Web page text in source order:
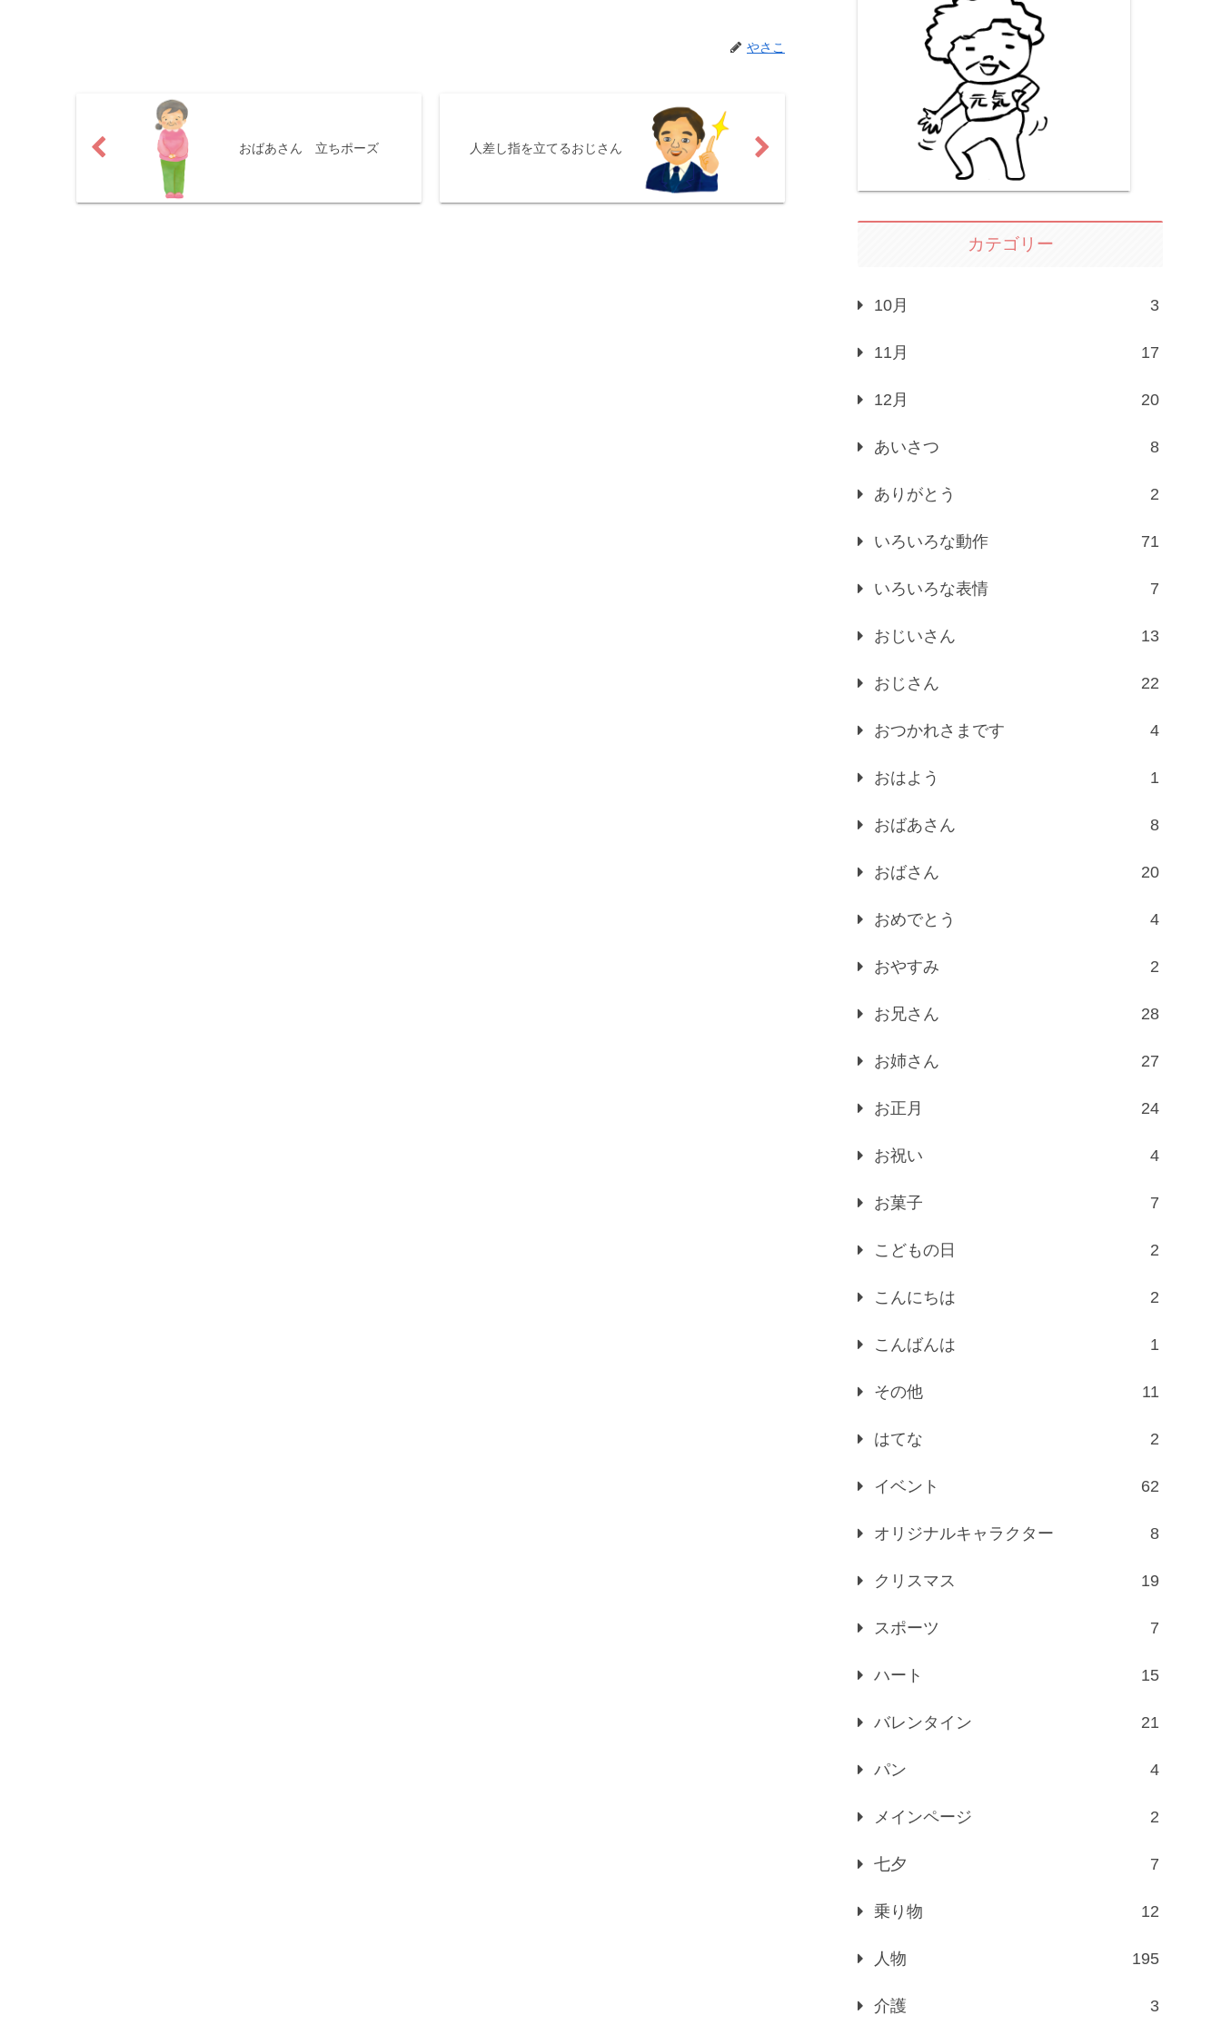
やさこ
おばあさん 立ちポーズ 人差し指を立てるおじさん
カテゴリー
10月 3
11月 17
12月 20
あいさつ 8
ありがとう 2
いろいろな動作 71
いろいろな表情 7
おじいさん 13
おじさん 22
おつかれさまです 4
おはよう 1
おばあさん 8
おばさん 20
おめでとう 4
おやすみ 2
お兄さん 28
お姉さん 27
お正月 24
お祝い 4
お菓子 7
こどもの日 2
こんにちは 2
こんばんは 1
その他 11
はてな 2
イベント 62
オリジナルキャラクター 8
クリスマス 19
スポーツ 7
ハート 15
バレンタイン 21
パン 4
メインページ 2
七夕 7
乗り物 12
人物 195
介護 3